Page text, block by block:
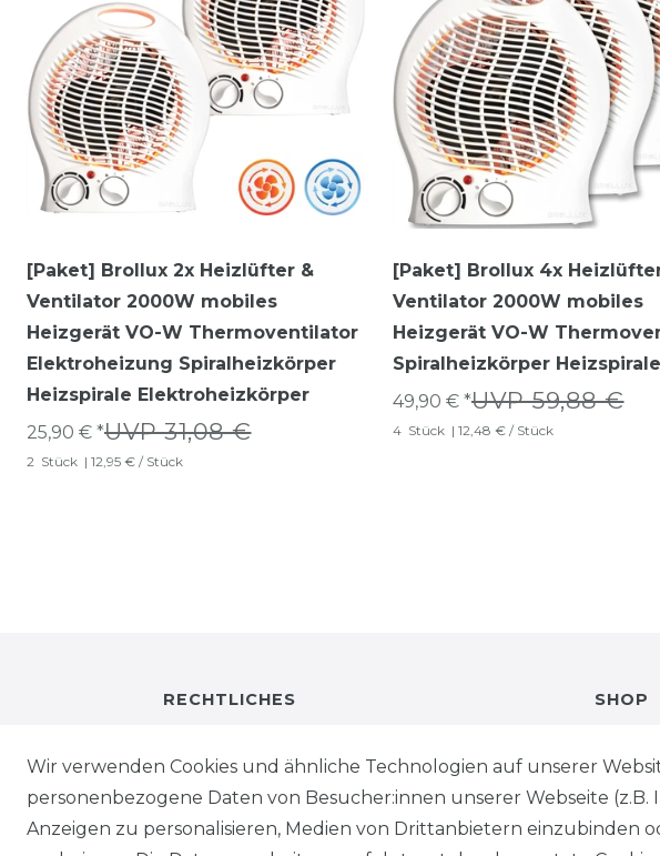
[Paket] Brollux 2x Heizlüfter &
Ventilator 2000W mobiles
Heizgerät VO-W Thermoventilator
Elektroheizung Spiralheizkörper
Heizspirale Elektroheizkörper
UVP 31,08 €
25,90 € *
2 Stück | 12,95 € / Stück
[Paket] Brollux 4x
Ventilator 2000W mobiles
Heizgerät VO-W
Spiralheizkörper Heizspirale
UVP 59,88 €
49,90 € *
4 Stück | 12,48 € / Stück
RECHTLICHES
IMPRESSUM
DATENSCHUTZ
SHOP
B2B
Wir verwenden Cookies und ähnliche Technologien auf unserer
personenbezogene Daten von Besucher:innen unserer Webseite (z.B.
Anzeigen zu personalisieren, Medien von Drittanbietern einzubinden